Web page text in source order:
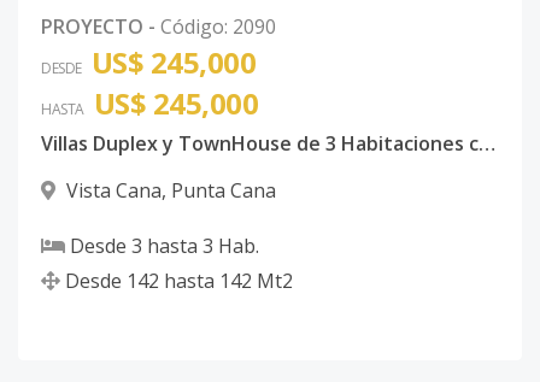
PROYECTO - Código: 2090
DESDE US$ 245,000
HASTA US$ 245,000
Villas Duplex y TownHouse de 3 Habitaciones con piscina Vista Cana
Vista Cana, Punta Cana
Desde 3 hasta 3 Hab.
Desde 142 hasta 142 Mt2